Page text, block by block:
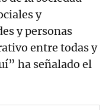
y
y personas
entre todas y
ha señalado el